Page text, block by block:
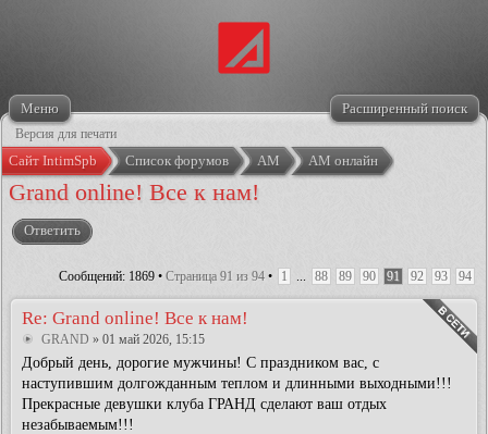
Меню Расширенный поиск
Версия для печати
Сайт IntimSpb Список форумов АМ АМ онлайн
Grand online! Все к нам!
Ответить
Сообщений: 1869 • Страница 91 из 94 • 1 ... 88 89 90 91 92 93 94
Re: Grand online! Все к нам!
GRAND » 01 май 2026, 15:15
Добрый день, дорогие мужчины! С праздником вас, с
наступившим долгожданным теплом и длинными выходными!!!
Прекрасные девушки клуба ГРАНД сделают ваш отдых
незабываемым!!!